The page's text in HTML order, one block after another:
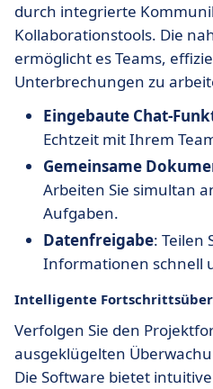
durch integrierte
Kollaborationstools. Die
ermöglicht es Teams,
Unterbrechungen zu
Eingebaute Chat-
Echtzeit mit Ihrem
Gemeinsame
Arbeiten Sie simultan
Aufgaben.
Datenfreigabe: Teilen
Informationen schnell
Intelligente
Verfolgen Sie den
ausgeklügelten
Die Software bietet